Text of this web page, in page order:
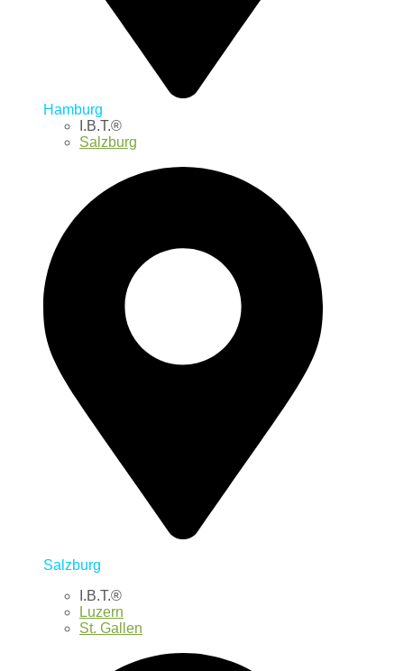
Hamburg
I.B.T.®
Salzburg
Salzburg
I.B.T.®
Luzern
St. Gallen